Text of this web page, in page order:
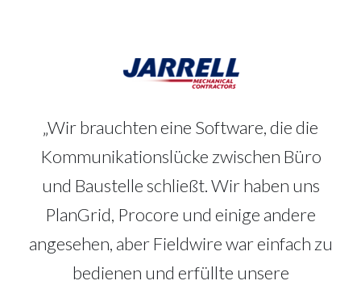
„Wir brauchten eine Software, die die
Kommunikationslücke zwischen Büro
und Baustelle schließt. Wir haben uns
PlanGrid, Procore und einige andere
angesehen, aber Fieldwire war einfach zu
bedienen und erfüllte unsere